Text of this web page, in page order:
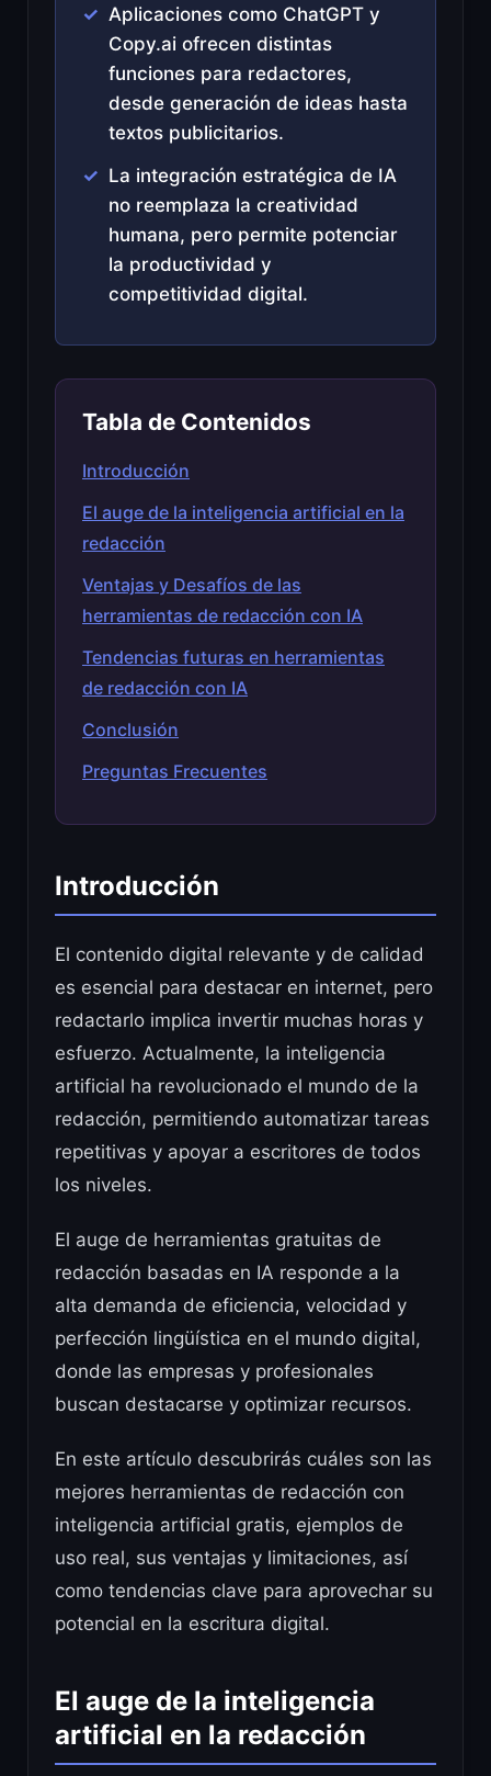
Aplicaciones como ChatGPT y
Copy.ai ofrecen distintas
funciones para redactores,
desde generación de ideas hasta
textos publicitarios.
La integración estratégica de IA
no reemplaza la creatividad
humana, pero permite potenciar
la productividad y
competitividad digital.
Tabla de Contenidos
Introducción
El auge de la inteligencia artificial en la
redacción
Ventajas y Desafíos de las
herramientas de redacción con IA
Tendencias futuras en herramientas
de redacción con IA
Conclusión
Preguntas Frecuentes
Introducción
El contenido digital relevante y de calidad
es esencial para destacar en internet, pero
redactarlo implica invertir muchas horas y
esfuerzo. Actualmente, la inteligencia
artificial ha revolucionado el mundo de la
redacción, permitiendo automatizar tareas
repetitivas y apoyar a escritores de todos
los niveles.
El auge de herramientas gratuitas de
redacción basadas en IA responde a la
alta demanda de eficiencia, velocidad y
perfección lingüística en el mundo digital,
donde las empresas y profesionales
buscan destacarse y optimizar recursos.
En este artículo descubrirás cuáles son las
mejores herramientas de redacción con
inteligencia artificial gratis, ejemplos de
uso real, sus ventajas y limitaciones, así
como tendencias clave para aprovechar su
potencial en la escritura digital.
El auge de la inteligencia
artificial en la redacción